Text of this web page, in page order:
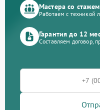
Мастера со
Работаем с техникой
Гарантия до 12
Составляем договор,